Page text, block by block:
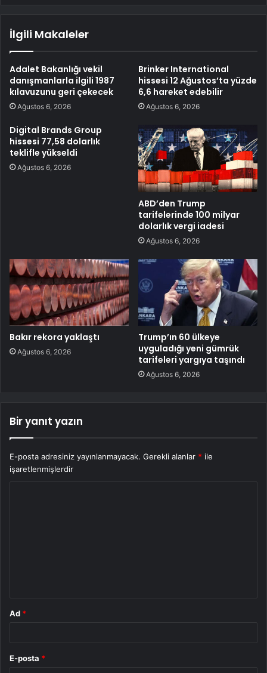
İlgili Makaleler
Adalet Bakanlığı vekil
danışmanlarla ilgili 1987
kılavuzunu geri çekecek
Ağustos 6, 2026
Brinker International
hissesi 12 Ağustos’ta yüzde
6,6 hareket edebilir
Ağustos 6, 2026
Digital Brands Group
hissesi 77,58 dolarlık
teklifle yükseldi
Ağustos 6, 2026
ABD’den Trump
tarifelerinde 100 milyar
dolarlık vergi iadesi
Ağustos 6, 2026
Bakır rekora yaklaştı
Ağustos 6, 2026
Trump’ın 60 ülkeye
uyguladığı yeni gümrük
tarifeleri yargıya taşındı
Ağustos 6, 2026
Bir yanıt yazın
E-posta adresiniz yayınlanmayacak. Gerekli alanlar * ile
işaretlenmişlerdir
Ad *
E-posta *